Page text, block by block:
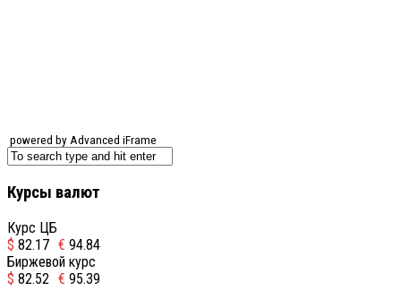
powered by Advanced iFrame
Курсы валют
Курс ЦБ
$ 82.17 € 94.84
Биржевой курс
$ 82.52 € 95.39